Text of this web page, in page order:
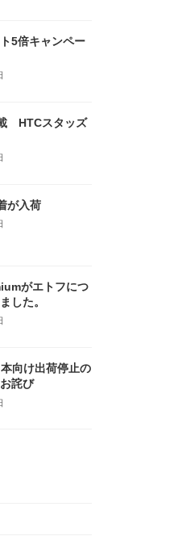
5倍キャンペー
HTCスタッズ
が入荷
がエトフにつ
した。
向け出荷停止の
詫び